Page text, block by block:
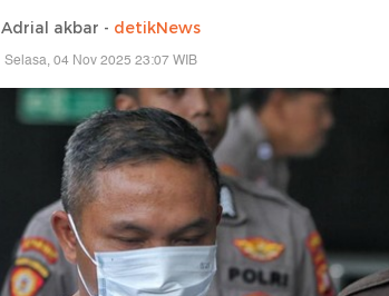
Adrial akbar - detikNews
Selasa, 04 Nov 2025 23:07 WIB